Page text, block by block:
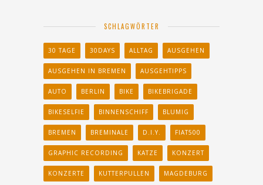
SCHLAGWÖRTER
30 TAGE 30DAYS ALLTAG AUSGEHEN
AUSGEHEN IN BREMEN AUSGEHTIPPS
AUTO BERLIN BIKE BIKEBRIGADE
BIKESELFIE BINNENSCHIFF BLUMIG
BREMEN BREMINALE D.I.Y. FIAT500
GRAPHIC RECORDING KATZE KONZERT
KONZERTE KUTTERPULLEN MAGDEBURG